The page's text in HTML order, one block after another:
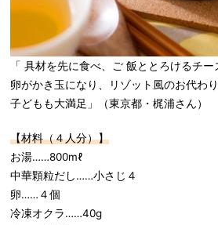
「 具材を先に食べ、ご 飯ととろけるチ
卵がかき玉になり、リゾット風のお代わ
子どもも大満足」（東京都・梶浦さん）
【材料（４人分）】
お湯……800mℓ
中華顆粒だし……小さじ４
卵……４個
冷凍オクラ……40g